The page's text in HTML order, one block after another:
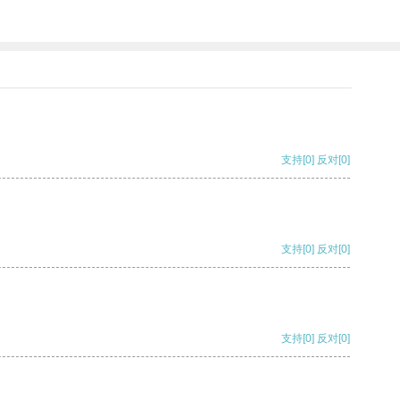
支持[0] 反对[0]
支持[0] 反对[0]
支持[0] 反对[0]